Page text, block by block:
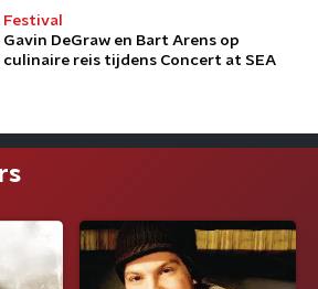
Festival
Gavin DeGraw en Bart Arens op
culinaire reis tijdens Concert at SEA